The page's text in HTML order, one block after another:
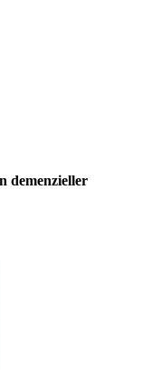
demenzieller